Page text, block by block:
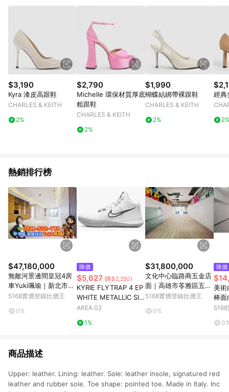
4.LINE 將向 Mytheresa 提出交換訂單的返現請求。 5. 請按照
Mytheresa.com 上的換貨指南完成您的換貨。 6. 請等待驗證的
返現顯示在您的界面上，這可能需要幾個月，因為它需要進行手
動處理。
$3,190
Kyra 漆皮高跟鞋
CHARLES & KEITH
2%
$2,790
Michelle 環保材質厚底
粗跟鞋
CHARLES & KEITH
2%
$1,990
蝴蝶結綁帶裸跟鞋
CHARLES & KEITH
2%
經典
熱銷排行榜
$47,180,000
無敵河景邊間皇冠4房
車Yuki珮瑜｜新北市板
橋區中山路二段
5168實價登錄比價王
0%
降價
$5,627 (降$2,250)
KYRIE FLYTRAP 4 EP
WHITE METALLIC SIL
VER
AREA 02
1%
$31,800,000
文化中心臨路商五金店
面｜高雄市苓雅區五福
一路
5168實價登錄比價王
0%
降價
美術
棒面
雄市
商品描述
Upper: leather. Lining: leather. Sole: leather insole, signatured red
leather and rubber sole. Toe shape: pointed toe. Made in Italy. Inc